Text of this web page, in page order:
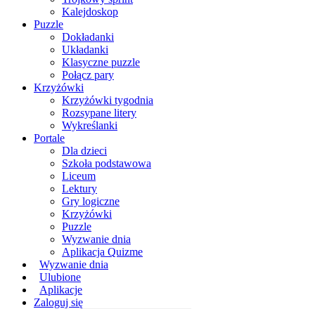
Kalejdoskop
Puzzle
Dokładanki
Układanki
Klasyczne puzzle
Połącz pary
Krzyżówki
Krzyżówki tygodnia
Rozsypane litery
Wykreślanki
Portale
Dla dzieci
Szkoła podstawowa
Liceum
Lektury
Gry logiczne
Krzyżówki
Puzzle
Wyzwanie dnia
Aplikacja Quizme
Wyzwanie dnia
Ulubione
Aplikacje
Zaloguj się